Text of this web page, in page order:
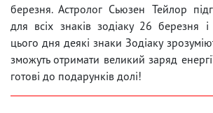
березня. Астролог Сьюзен Тейлор
для всіх знаків зодіаку 26 березня
цього дня деякі знаки Зодіаку
зможуть отримати великий заряд
готові до подарунків долі!